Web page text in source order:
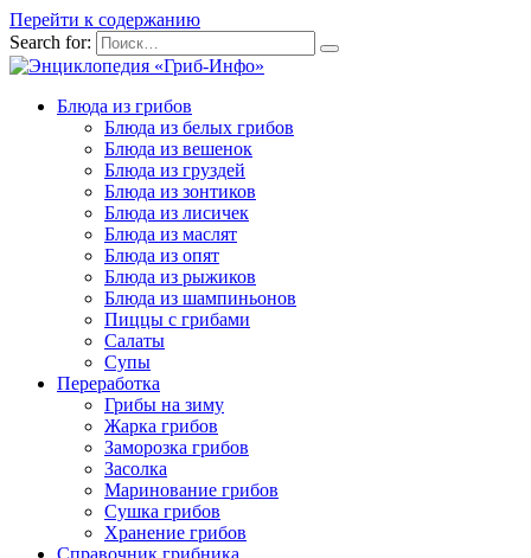
Перейти к содержанию
Search for:
Блюда из грибов
Блюда из белых грибов
Блюда из вешенок
Блюда из груздей
Блюда из зонтиков
Блюда из лисичек
Блюда из маслят
Блюда из опят
Блюда из рыжиков
Блюда из шампиньонов
Пиццы с грибами
Салаты
Супы
Переработка
Грибы на зиму
Жарка грибов
Заморозка грибов
Засолка
Маринование грибов
Сушка грибов
Хранение грибов
Справочник грибника